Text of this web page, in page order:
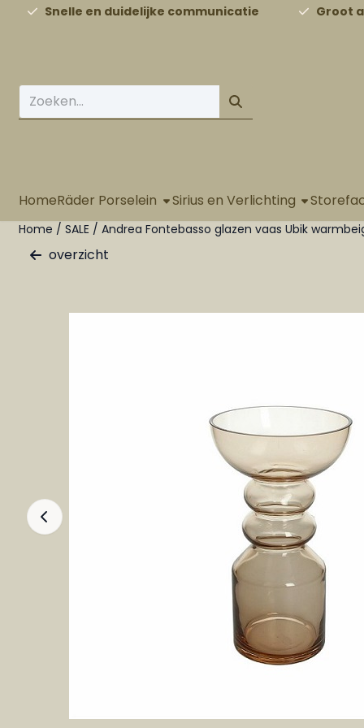
Cookievoorkeuren zijn beschikbaar. Kies instellingen of
Snelle en duidelijke communicatie Groot
Zoeken
HomeRäder Porselein Sirius en Verlichting
Home / SALE / Andrea Fontebasso glazen vaas Ubik
overzicht